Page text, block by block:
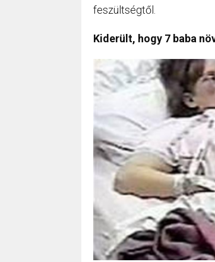
feszültségtől.
Kiderült, hogy 7 baba